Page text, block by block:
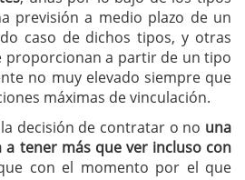
previsión a medio plazo de un
caso de dichos tipos, y otras
proporcionan a partir de un tipo
no muy elevado siempre que
máximas de vinculación.
decisión de contratar o no una
tener más que ver incluso con
con el momento por el que